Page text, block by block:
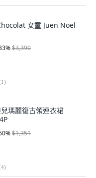
女童 Juen Noel
%$3,390
1)
瑪麗復古領連衣裙
%$1,351
4)